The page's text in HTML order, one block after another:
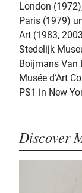
London
Paris (1979)
Art (1983,
Stedelijk
Boijmans Van
Musée d‘Art
PS1 in New
Discover